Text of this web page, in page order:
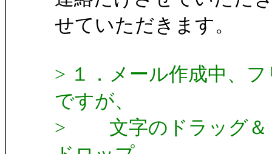
せていただきます。
> １．メール作成中、
ですが、
> 文字のドラッグ＆